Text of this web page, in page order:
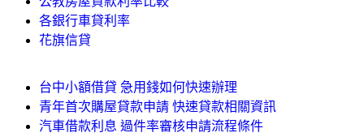
各銀行車貸利率
花旗信貸
台中小額借貸 急用錢如何快速辦理
青年首次購屋貸款申請 快速貸款相關資訊
汽車借款利息 過件率審核申請流程條件